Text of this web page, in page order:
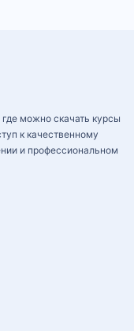
можно скачать курсы
к качественному
и профессиональном